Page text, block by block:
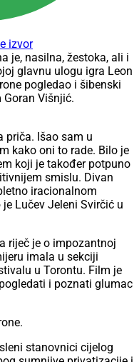
izvor
je, nasilna, žestoka, ali i
glavnu ulogu igra Leon
pogledao i šibenski
Višnjić.
priča. Išao sam u
kako oni to rade. Bilo je
koji je također potpuno
smislu. Divan
iracionalnom
Lučev Jeleni Svirčić u
riječ je o impozantnoj
imala u sekciji
u Torontu. Film je
i poznati glumac
stanovnici cijelog